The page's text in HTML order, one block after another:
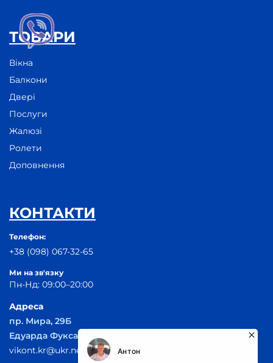
ТОВАРИ
Вікна
Балкони
Двері
Послуги
Жалюзі
Ролети
Доповнення
КОНТАКТИ
Телефон:
+38 (098) 067-32-65
Ми на зв'язку
Пн-Нд: 09:00–20:00
Адреса
пр. Мира, 29Б
Едуарда Фукса, 55
vikont.kr@ukr.net